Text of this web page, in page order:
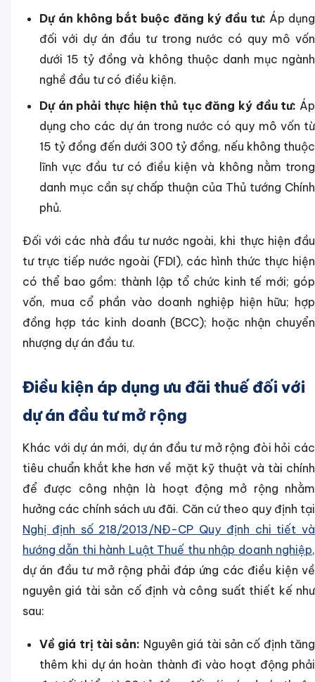
Dự án không bắt buộc đăng ký đầu tư: Áp dụng
đối với dự án đầu tư trong nước có quy mô vốn
dưới 15 tỷ đồng và không thuộc danh mục ngành
nghề đầu tư có điều kiện.
Dự án phải thực hiện thủ tục đăng ký đầu tư: Áp
dụng cho các dự án trong nước có quy mô vốn từ
15 tỷ đồng đến dưới 300 tỷ đồng, nếu không thuộc
lĩnh vực đầu tư có điều kiện và không nằm trong
danh mục cần sự chấp thuận của Thủ tướng Chính
phủ.
Đối với các nhà đầu tư nước ngoài, khi thực hiện đầu
tư trực tiếp nước ngoài (FDI), các hình thức thực hiện
có thể bao gồm: thành lập tổ chức kinh tế mới; góp
vốn, mua cổ phần vào doanh nghiệp hiện hữu; hợp
đồng hợp tác kinh doanh (BCC); hoặc nhận chuyển
nhượng dự án đầu tư.
Điều kiện áp dụng ưu đãi thuế đối với
dự án đầu tư mở rộng
Khác với dự án mới, dự án đầu tư mở rộng đòi hỏi các
tiêu chuẩn khắt khe hơn về mặt kỹ thuật và tài chính
để được công nhận là hoạt động mở rộng nhằm
hưởng các chính sách ưu đãi. Căn cứ theo quy định tại
Nghị định số 218/2013/NĐ-CP Quy định chi tiết và
hướng dẫn thi hành Luật Thuế thu nhập doanh nghiệp,
dự án đầu tư mở rộng phải đáp ứng các điều kiện về
nguyên giá tài sản cố định và công suất thiết kế như
sau:
Về giá trị tài sản: Nguyên giá tài sản cố định tăng
thêm khi dự án hoàn thành đi vào hoạt động phải